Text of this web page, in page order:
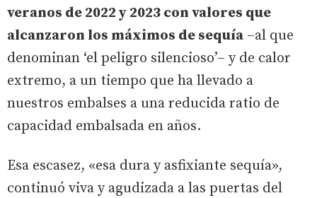
veranos de 2022 y 2023 con valores que
alcanzaron los máximos de sequía –al que
denominan ‘el peligro silencioso’– y de calor
extremo, a un tiempo que ha llevado a
nuestros embalses a una reducida ratio de
capacidad embalsada en años.
Esa escasez, «esa dura y asfixiante sequía»,
continuó viva y agudizada a las puertas del